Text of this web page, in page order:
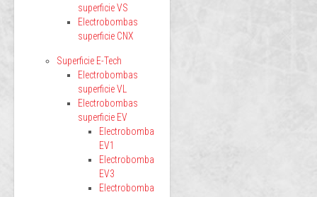
superficie VS
Electrobombas
superficie CNX
Superficie E-Tech
Electrobombas
superficie VL
Electrobombas
superficie EV
Electrobomba
EV1
Electrobomba
EV3
Electrobomba